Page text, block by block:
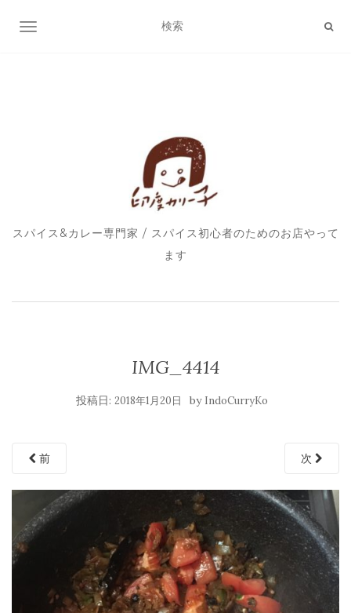
ナビゲーション切り替え
スパイス&カレー専門家 / スパイス初心者のためのお店やって
ます
IMG_4414
投稿日: 2018年1月20日 by IndoCurryKo
前 次